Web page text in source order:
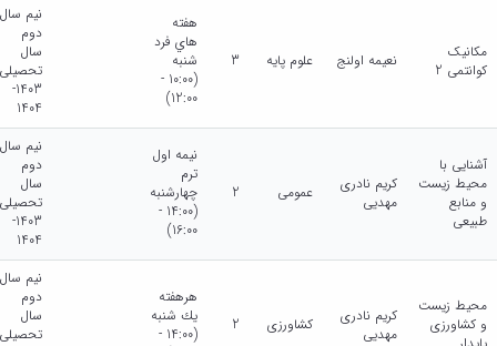
مکانیک
کوانتمی 2
نعیمه اولنج علوم پایه 3
هفته
هاي فرد
شنبه
(10:00 -
12:00)
نیم سال
دوم
سال
تحصیلی
1403-
1404
آشنایی با
محیط زیست
و منابع
طبیعی
کریم نادری
مهدیی
عمومی 2
نيمه اول
ترم
چهارشنبه
(14:00 -
16:00)
نیم سال
دوم
سال
تحصیلی
1403-
1404
محیط زیست
و کشاورزی
کریم نادری
مهدیی
کشاورزی 2
هرهفته
يك شنبه
(14:00 -
نیم سال
دوم
سال
تحصیلی